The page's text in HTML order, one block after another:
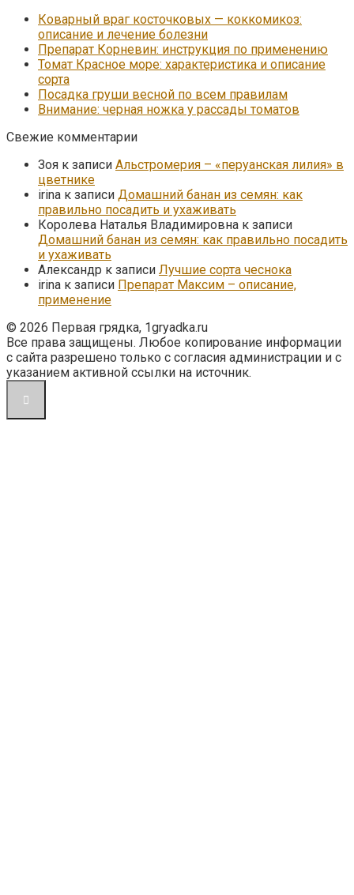
Коварный враг косточковых — коккомикоз:
описание и лечение болезни
Препарат Корневин: инструкция по применению
Томат Красное море: характеристика и описание
сорта
Посадка груши весной по всем правилам
Внимание: черная ножка у рассады томатов
Свежие комментарии
Зоя к записи Альстромерия – «перуанская лилия» в
цветнике
irina к записи Домашний банан из семян: как
правильно посадить и ухаживать
Королева Наталья Владимировна к записи
Домашний банан из семян: как правильно посадить
и ухаживать
Александр к записи Лучшие сорта чеснока
irina к записи Препарат Максим – описание,
применение
© 2026 Первая грядка, 1gryadka.ru
Все права защищены. Любое копирование информации
с сайта разрешено только с согласия администрации и с
указанием активной ссылки на источник.